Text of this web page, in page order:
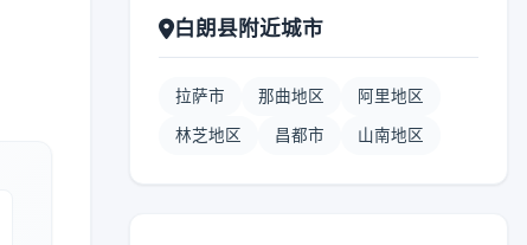
白朗县附近城市
拉萨市 那曲地区 阿里地区
林芝地区 昌都市 山南地区